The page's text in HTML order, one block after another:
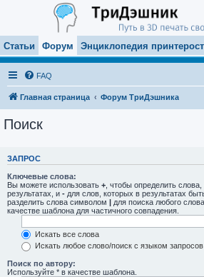
Статьи Форум Энциклопедия
FAQ
Главная страница Форум ТриДэшника
Поиск
ЗАПРОС
Ключевые слова:
Вы можете использовать + , чтобы определить
результатах, и - для слов, которых в результатах
разделить слова символом | для поиска любого
качестве шаблона для частичного совпадения.
Искать все слова
Искать любое слово/поиск с языком запросов
Поиск по автору:
Используйте * в качестве шаблона.